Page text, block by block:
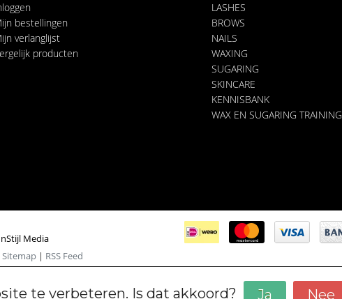
bestellingen
verlanglijst
producten
LASHES
BROWS
NAILS
WAXING
SUGARING
SKINCARE
KENNISBANK
WAX EN SUGARING TRAINING
Media
Sitemap | RSS Feed
te verbeteren. Is dat akkoord? Ja Nee